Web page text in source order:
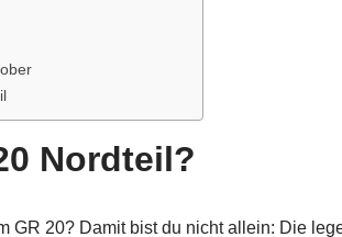
Nordteil?
GR 20? Damit bist du nicht allein: Die